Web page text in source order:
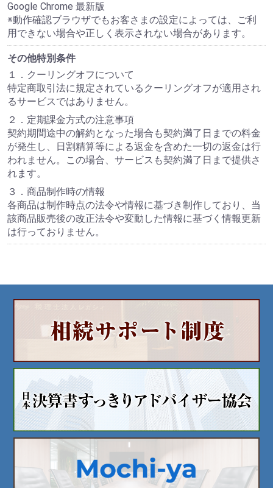
Google Chrome 最新版
※動作確認ブラウザでもお客さまの設定によっては、ご利
用できない場合や正しく表示されない場合があります。
その他特別条件
１．クーリングオフについて
特定商取引法に規定されているクーリングオフが適用され
るサービスではありません。
２．定期課金方式の注意事項
契約期間途中の解約となった場合も契約満了日までの料金
が発生し、日割精算等による返金を含めた一切の返金は行
われません。この場合、サービスも契約満了日まで提供さ
れます。
３．商品制作時の情報
各商品は制作時点の法令や情報に基づき制作しており、当
該商品販売後の改正法令や変動した情報に基づく情報更新
は行っておりません。